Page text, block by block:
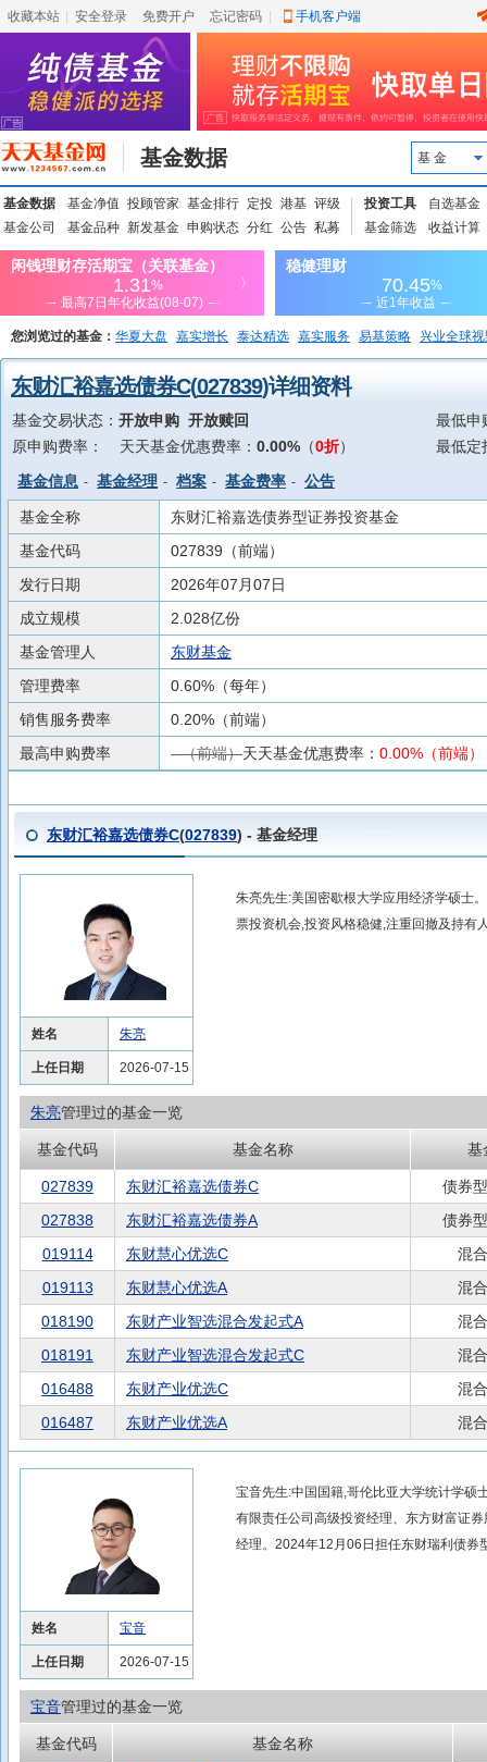
收藏本站 安全登录 免费开户 忘记密码 手机客户端
基金数据 基 金
基金数据 基金净值 投顾管家 基金排行 定投 港基 评级
基金公司
基金品种 新发基金 申购状态 分红 公告 私募
投资工具
自选基金
基金筛选
收益计算
您浏览过的基金： 华夏大盘 嘉实增长 泰达精选 嘉实服务 易基策略 兴业全球
上投优势 信诚蓝筹
东财汇裕嘉选债券C(027839)详细资料
基金交易状态： 开放申购 开放赎回
最低申
原申购费率：
天天基金优惠费率： 0.00% （0折）
最低定
基金信息 - 基金经理 - 档案 - 基金费率 - 公告
基金全称
东财汇裕嘉选债券型证券投资基金
基金代码
027839（前端）
发行日期
2026年07月07日
成立规模
2.028亿份
基金管理人
东财基金
管理费率
0.60%（每年）
销售服务费率
0.20%（前端）
最高申购费率
--（前端）天天基金优惠费率： 0.00%（前端）
东财汇裕嘉选债券C(027839) - 基金经理
姓名 朱亮
上任日期 2026-07-15
朱亮先生:美国密歇根大学应用经济学硕士
票投资机会,投资风格稳健,注重回撤及持有
朱亮管理过的基金一览
基金代码 基金名称 基
027839 东财汇裕嘉选债券C
债券
027838
东财汇裕嘉选债券A
债券
019114
东财慧心优选C
混
019113
东财慧心优选A
混
018190
东财产业智选混合发起式A
混
018191
东财产业智选混合发起式C
混
016488
东财产业优选C
混
016487
东财产业优选A 混
姓名 宝音
上任日期 2026-07-15
宝音先生:中国国籍,哥伦比亚大学统计学硕
有限责任公司高级投资经理、东方财富证
经理。2024年12月06日担任东财瑞利债券
宝音管理过的基金一览
基金代码 基金名称